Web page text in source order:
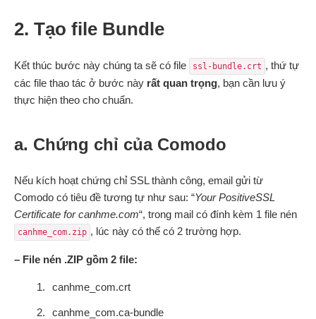
2. Tạo file Bundle
Kết thúc bước này chúng ta sẽ có file ssl-bundle.crt , thứ tự
các file thao tác ở bước này rất quan trọng, bạn cần lưu ý
thực hiện theo cho chuẩn.
a. Chứng chỉ của Comodo
Nếu kích hoạt chứng chỉ SSL thành công, email gửi từ
Comodo có tiêu đề tương tự như sau: “Your PositiveSSL
Certificate for canhme.com“, trong mail có đính kèm 1 file nén
canhme_com.zip , lúc này có thể có 2 trường hợp.
– File nén .ZIP gồm 2 file:
canhme_com.crt
canhme_com.ca-bundle